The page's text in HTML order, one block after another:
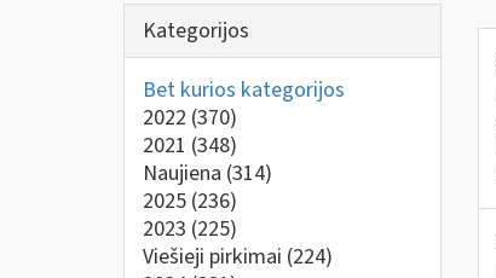
Kategorijos
Bet kurios kategorijos
2022 (370)
2021 (348)
Naujiena (314)
2025 (236)
2023 (225)
Viešieji pirkimai (224)